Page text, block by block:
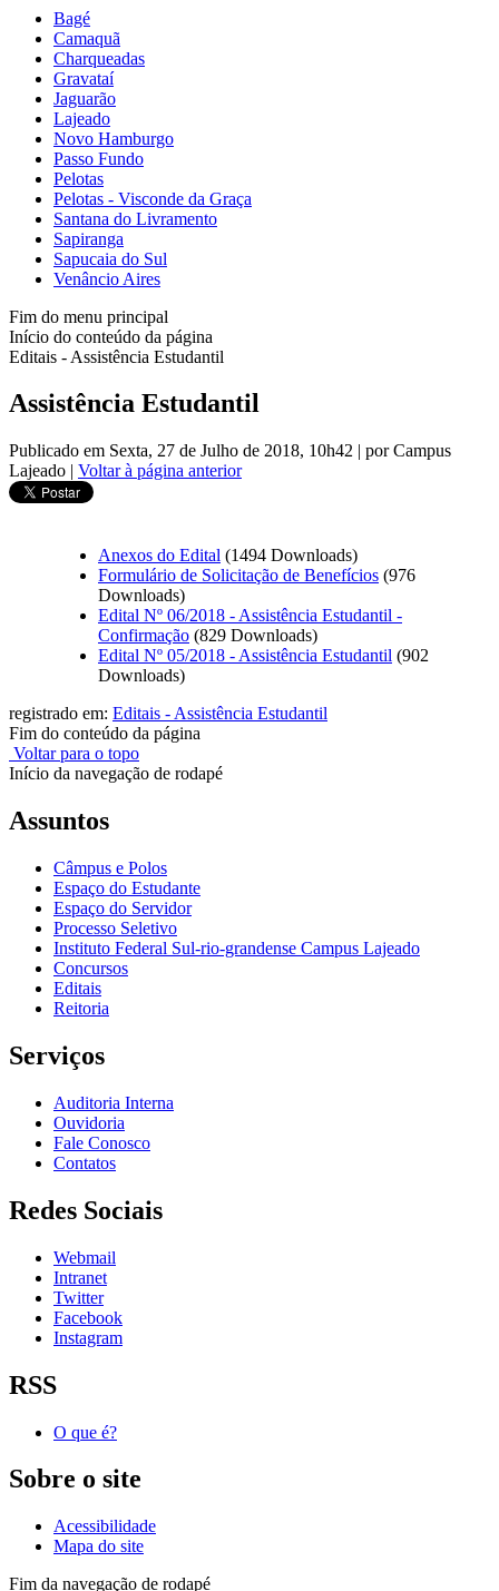
Bagé
Camaquã
Charqueadas
Gravataí
Jaguarão
Lajeado
Novo Hamburgo
Passo Fundo
Pelotas
Pelotas - Visconde da Graça
Santana do Livramento
Sapiranga
Sapucaia do Sul
Venâncio Aires
Fim do menu principal
Início do conteúdo da página
Editais - Assistência Estudantil
Assistência Estudantil
Publicado em Sexta, 27 de Julho de 2018, 10h42 | por Campus
Lajeado | Voltar à página anterior
Anexos do Edital (1494 Downloads)
Formulário de Solicitação de Benefícios (976
Downloads)
Edital Nº 06/2018 - Assistência Estudantil -
Confirmação (829 Downloads)
Edital Nº 05/2018 - Assistência Estudantil (902
Downloads)
registrado em: Editais - Assistência Estudantil
Fim do conteúdo da página
Voltar para o topo
Início da navegação de rodapé
Assuntos
Câmpus e Polos
Espaço do Estudante
Espaço do Servidor
Processo Seletivo
Instituto Federal Sul-rio-grandense Campus Lajeado
Concursos
Editais
Reitoria
Serviços
Auditoria Interna
Ouvidoria
Fale Conosco
Contatos
Redes Sociais
Webmail
Intranet
Twitter
Facebook
Instagram
RSS
O que é?
Sobre o site
Acessibilidade
Mapa do site
Fim da navegação de rodapé